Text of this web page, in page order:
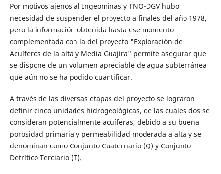
Por motivos ajenos al Ingeominas y TNO-DGV hubo
necesidad de suspender el proyecto a finales del año 1978,
pero la información obtenida hasta ese momento
complementada con la del proyecto "Exploración de
Acuíferos de la alta y Media Guajira" permite asegurar que
se dispone de un volumen apreciable de agua subterránea
que aún no se ha podido cuantificar.
A través de las diversas etapas del proyecto se lograron
definir cinco unidades hidrogeológicas, de las cuales dos se
consideran potencialmente acuíferas, debido a su buena
porosidad primaria y permeabilidad moderada a alta y se
denominan como Conjunto Cuaternario (Q) y Conjunto
Detrítico Terciario (T).